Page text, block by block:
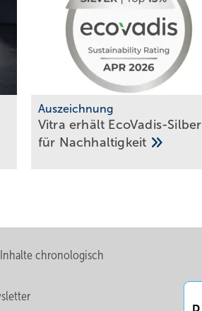
Auszeichnung
Vitra erhält EcoVadis-Silber
für Nach­hal­tig­keit
chronologisch